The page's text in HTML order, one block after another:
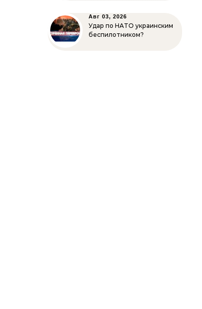
Авг 03, 2026
Удар по НАТО украинским
беспилотником?